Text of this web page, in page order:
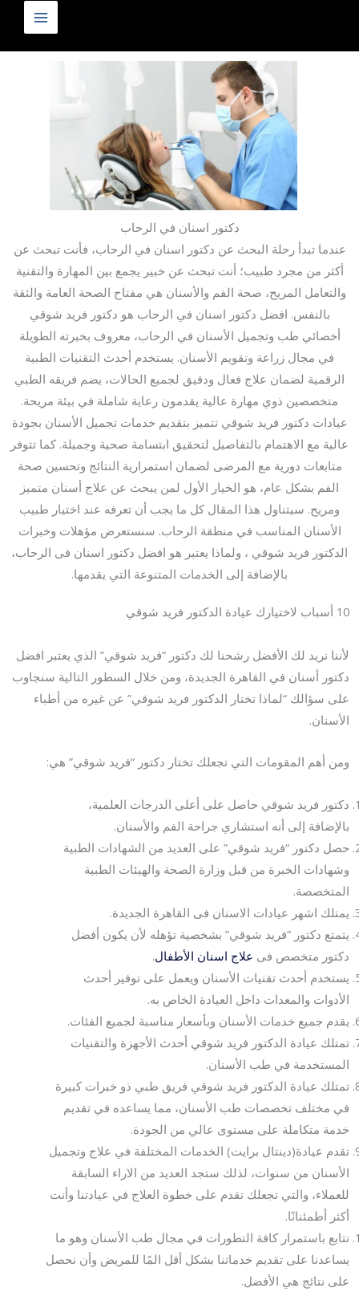
المحتوى
دكتور اسنان في الرحاب
عندما تبدأ رحلة البحث عن دكتور اسنان في الرحاب، فأنت تبحث عن
أكثر من مجرد طبيب؛ أنت تبحث عن خبير يجمع بين المهارة والتقنية
والتعامل المريح، صحة الفم والأسنان هي مفتاح الصحة العامة والثقة
بالنفس. افضل دكتور اسنان في الرحاب هو دكتور فريد شوقي
أخصائي طب وتجميل الأسنان في الرحاب، معروف بخبرته الطويلة
في مجال زراعة وتقويم الأسنان. يستخدم أحدث التقنيات الطبية
الرقمية لضمان علاج فعال ودقيق لجميع الحالات، يضم فريقه الطبي
متخصصين ذوي مهارة عالية يقدمون رعاية شاملة في بيئة مريحة.
عيادات دكتور فريد شوقي تتميز بتقديم خدمات تجميل الأسنان بجودة
عالية مع الاهتمام بالتفاصيل لتحقيق ابتسامة صحية وجميلة. كما تتوفر
متابعات دورية مع المرضى لضمان استمرارية النتائج وتحسين صحة
الفم بشكل عام، هو الخيار الأول لمن يبحث عن علاج أسنان متميز
ومريح. سيتناول هذا المقال كل ما يجب أن تعرفه عند اختيار طبيب
الأسنان المناسب في منطقة الرحاب. سنستعرض مؤهلات وخبرات
الدكتور فريد شوقي ، ولماذا يعتبر هو افضل دكتور اسنان فى الرحاب،
بالإضافة إلى الخدمات المتنوعة التي يقدمها.
10 أسباب لاختيارك عيادة الدكتور فريد شوقي
لأننا نريد لك الأفضل رشحنا لك دكتور “فريد شوقي” الذي يعتبر افضل
دكتور أسنان في القاهرة الجديدة، ومن خلال السطور التالية سنجاوب
على سؤالك “لماذا تختار الدكتور فريد شوقي” عن غيره من أطباء
الأسنان.
ومن أهم المقومات التي تجعلك تختار دكتور “فريد شوقي” هي:
دكتور فريد شوقي حاصل على أعلى الدرجات العلمية،
بالإضافة إلى أنه استشاري جراحة الفم والأسنان.
حصل دكتور “فريد شوقي” على العديد من الشهادات الطبية
وشهادات الخبرة من قبل وزارة الصحة والهيئات الطبية
المتخصصة.
يمتلك اشهر عيادات الاسنان فى القاهرة الجديدة.
يتمتع دكتور “فريد شوقي” بشخصية تؤهله لأن يكون أفضل
دكتور متخصص فى علاج اسنان الأطفال.
يستخدم أحدث تقنيات الأسنان ويعمل على توفير أحدث
الأدوات والمعدات داخل العيادة الخاص به.
يقدم جميع خدمات الأسنان وبأسعار مناسبة لجميع الفئات.
تمتلك عيادة الدكتور فريد شوقي أحدث الأجهزة والتقنيات
المستخدمة في طب الأسنان.
تمتلك عيادة الدكتور فريد شوقي فريق طبي ذو خبرات كبيرة
في مختلف تخصصات طب الأسنان، مما يساعده في تقديم
خدمة متكاملة على مستوى عالي من الجودة.
تقدم عيادة(دينتال برايت) الخدمات المختلفة في علاج وتجميل
الأسنان من سنوات، لذلك ستجد العديد من الاراء السابقة
للعملاء، والتي تجعلك تقدم على خطوة العلاج في عيادتنا وأنت
أكثر أطمئنانًا.
نتابع باستمرار كافة التطورات في مجال طب الأسنان وهو ما
يساعدنا على تقديم خدماتنا بشكل أقل المًا للمريض وأن نحصل
على نتائج هي الأفضل.